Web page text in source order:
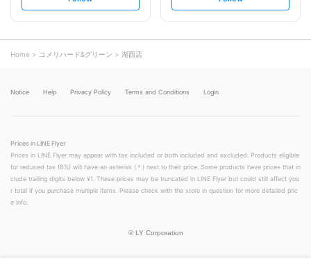
t
o
t
Home コメリハード&グリーン 湖西店
Notice Help Privacy Policy Terms and Conditions Login
Prices in LINE Flyer
Prices in LINE Flyer may appear with tax included or both included and excluded. Products eligible
for reduced tax (8%) will have an asterisk (＊) next to their price. Some products have prices that in
clude trailing digits below ¥1. These prices may be truncated in LINE Flyer but could still affect you
r total if you purchase multiple items. Please check with the store in question for more detailed pric
e info.
© LY Corporation